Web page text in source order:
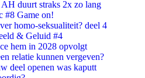
duurt straks 2x zo lang
#8 Game on!
homo-seksualiteit? deel 4
& Geluid #4
hem in 2028 opvolgt
relatie kunnen vergeven?
deel openen was kaputt